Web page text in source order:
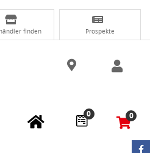
finden Prospekte
0 0